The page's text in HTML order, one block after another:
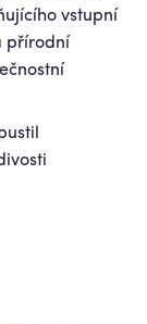
vstupní
přírodní